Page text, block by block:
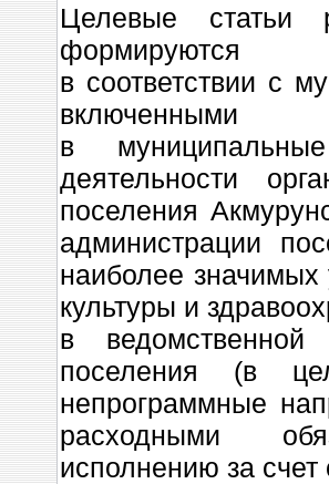
Целевые статьи
формируются
в соответствии с
включенными
в
деятельности
поселения
администрации
наиболее значимых
культуры и
в ведомственной
поселения (в
непрограммные
расходными
исполнению за